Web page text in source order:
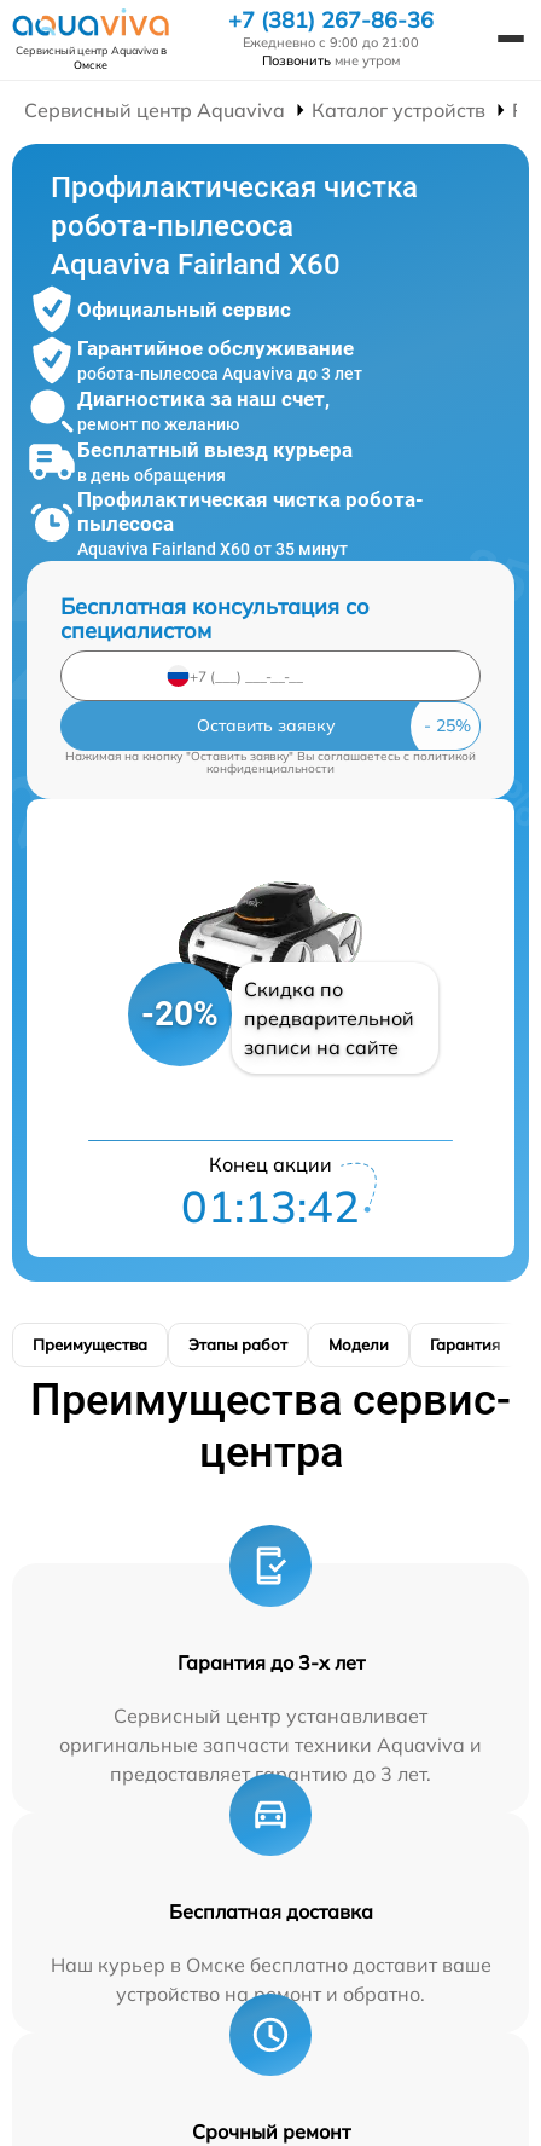
Сервисный центр Aquavivaв
Омске
+7 (381) 267-86-36
Ежедневно с 9:00 до 21:00
Позвонить мне утром
Сервисный центр Aquaviva Каталог устройств
Профилактическая чистка
робота-пылесоса
Aquaviva Fairland X60
Официальный сервис
Гарантийное обслуживание
робота-пылесоса Aquaviva до 3 лет
Диагностика за наш счет,
ремонт по желанию
Бесплатный выезд курьера
в день обращения
Профилактическая чистка робота-
пылесоса
Aquaviva Fairland X60 от 35 минут
Бесплатная консультация со
специалистом
Оставить заявку
Нажимая на кнопку "Оставить заявку" Вы соглашаетесь c политикой
конфиденциальности
-20%
Скидка по
предварительной
записи на сайте
Конец акции
01:13:41
Преимущества Этапы работ Модели Гарантия
Преимущества сервис-
центра
Гарантия до 3-х лет
Сервисный центр устанавливает
оригинальные запчасти техники Aquaviva и
предоставляет гарантию до 3 лет.
Бесплатная доставка
Наш курьер в Омске бесплатно доставит ваше
устройство на ремонт и обратно.
Срочный ремонт